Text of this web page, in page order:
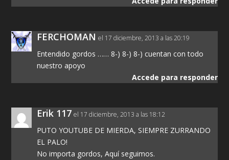
FERCHOMAN el 17 diciembre, 2013 a las 20:19
Entendido gordos …… 8-) 8-) 8-) cuentan con todo
nuestro apoyo
Accede para responder
Erik 117 el 17 diciembre, 2013 a las 18:12
PUTO YOUTUBE DE MIERDA, SIEMPRE ZURRANDO
EL PALO!
No importa gordos, Aquí seguimos.